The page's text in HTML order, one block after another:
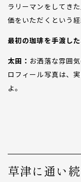
ラリーマンをしてき
価をいただくという
最初の珈琲を手渡し
太田： お洒落な雰囲
ロフィール写真は、
よ。
草津に通い